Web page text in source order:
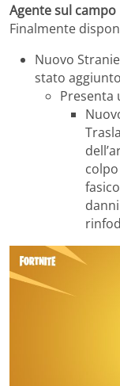
Agente sul campo
Finalmente
Nuovo
stato
Presenta